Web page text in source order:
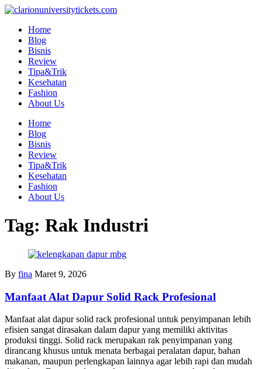
Skip
contentHome
Blog
Bisnis
Review
Tipa&Trik
Kesehatan
Fashion
About Us
Home
Blog
Bisnis
Review
Tipa&Trik
Kesehatan
Fashion
About Us
Tag: Rak Industri
By fina Maret 9, 2026
Manfaat Alat Dapur Solid Rack Profesional
Manfaat alat dapur solid rack profesional untuk penyimpanan lebih
efisien sangat dirasakan dalam dapur yang memiliki aktivitas
produksi tinggi. Solid rack merupakan rak penyimpanan yang
dirancang khusus untuk menata berbagai peralatan dapur, bahan
makanan, maupun perlengkapan lainnya agar lebih rapi dan mudah